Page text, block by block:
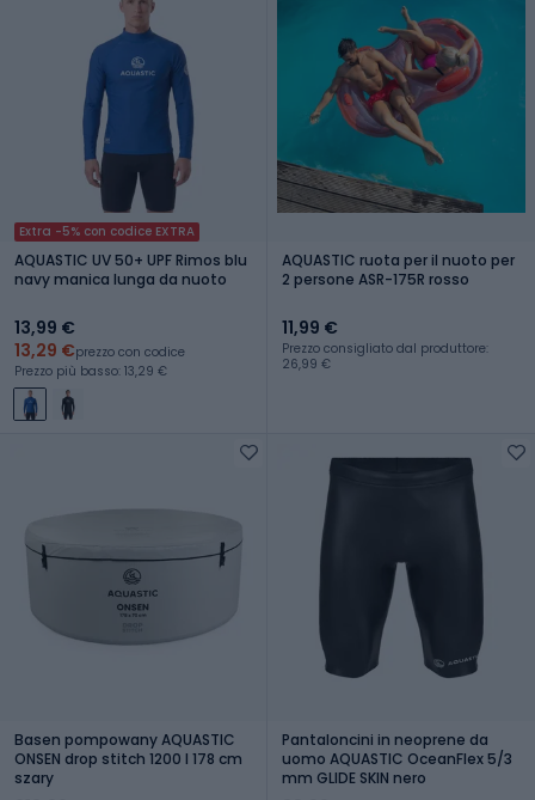
Extra -5% con codice EXTRA
AQUASTIC UV 50+ UPF Rimos blu
navy manica lunga da nuoto
13,99 €
13,29 €prezzo con codice
Prezzo più basso: 13,29 €
AQUASTIC ruota per il nuoto per
2 persone ASR-175R rosso
11,99 €
Prezzo consigliato dal produttore:
26,99 €
Basen pompowany AQUASTIC
ONSEN drop stitch 1200 l 178 cm
szary
Pantaloncini in neoprene da
uomo AQUASTIC OceanFlex 5/3
mm GLIDE SKIN nero